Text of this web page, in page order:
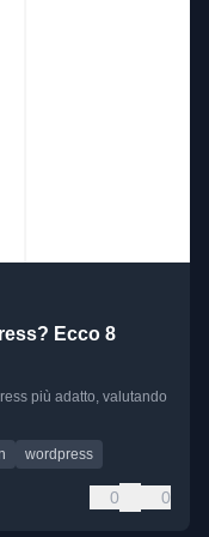
Ecco 8
più adatto, valutando
wordpress
0 0